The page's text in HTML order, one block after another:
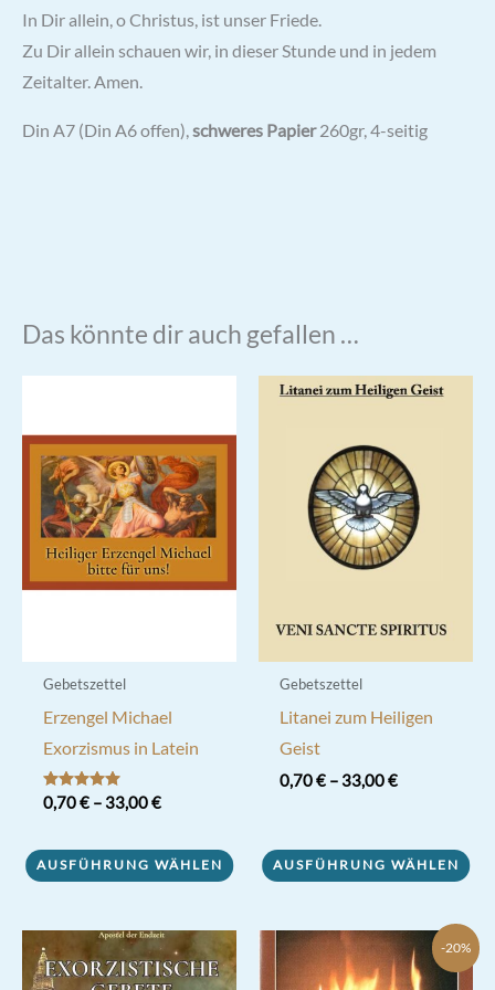
In Dir allein, o Christus, ist unser Friede.
Zu Dir allein schauen wir, in dieser Stunde und in jedem
Zeitalter. Amen.
Din A7 (Din A6 offen), schweres Papier260gr, 4-seitig
Das könnte dir auch gefallen …
Gebetszettel
Erzengel Michael
Exorzismus in Latein
Bewertet mit
5.00
0,70€– 33,00€
AUSFÜHRUNG WÄHLEN
Produkt
mehrere
Varianten
Gebetszettel
Litanei zum Heiligen
Geist
0,70€– 33,00€
AUSFÜHRUNG WÄHLEN
Produkt
weist
Varianten
auf.
-20%